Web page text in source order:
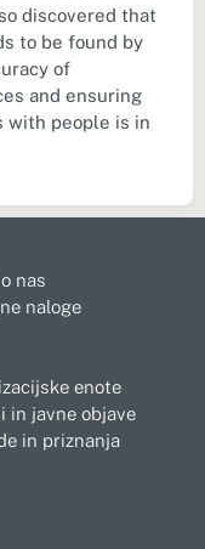
discovered that
to be found by
of
and ensuring
with people is in
nas
naloge
enote
in javne objave
in priznanja